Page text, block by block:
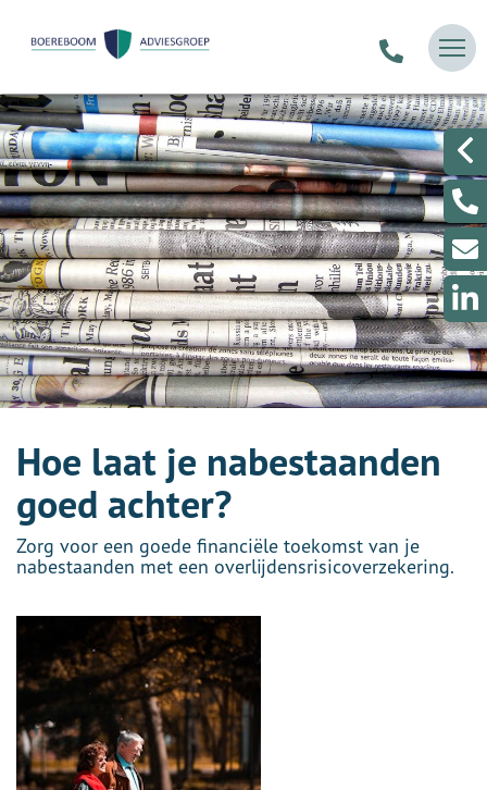
Hoe laat je nabestaanden
goed achter?
Zorg voor een goede financiële toekomst van je
nabestaanden met een overlijdensrisicoverzekering.